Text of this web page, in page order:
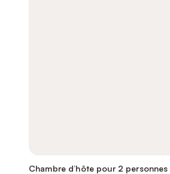
Chambre d’hôte pour 2 personnes